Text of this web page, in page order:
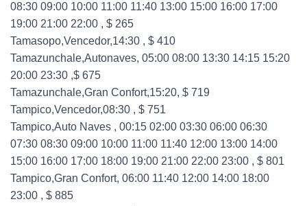
08:30 09:00 10:00 11:00 11:40 13:00 15:00 16:00 17:00
19:00 21:00 22:00 , $ 265
Tamasopo,Vencedor,14:30 , $ 410
Tamazunchale,Autonaves, 05:00 08:00 13:30 14:15 15:20
20:00 23:30 ,$ 675
Tamazunchale,Gran Confort,15:20, $ 719
Tampico,Vencedor,08:30 , $ 751
Tampico,Auto Naves , 00:15 02:00 03:30 06:00 06:30
07:30 08:30 09:00 10:00 11:00 11:40 12:00 13:00 14:00
15:00 16:00 17:00 18:00 19:00 21:00 22:00 23:00 , $ 801
Tampico,Gran Confort, 06:00 11:40 12:00 14:00 18:00
23:00 , $ 885